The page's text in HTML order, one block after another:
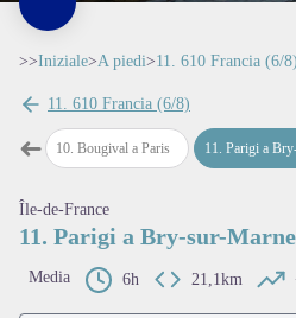
>>Iniziale>A piedi>11. 610 Francia (6/8)
11. 610 Francia (6/8)
➜Passo precedente
10. Bougival a Paris 11.Parigi a Bry-sur-
Île-de-France
11. Parigi a Bry-sur-Marne
Media 6h 21,1km